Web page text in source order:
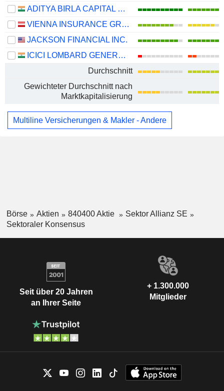
ADITYA BIRLA CAPITAL LIMITED
VIENNA INSURANCE GROUP AG
JACKSON FINANCIAL INC.
ICICI LOMBARD GENERAL INSURANCE COMPANY LIMITED
Durchschnitt
Gewichteter Durchschnitt nach
Marktkapitalisierung
Multiline Versicherungen & Makler - Andere
Börse Aktien 840400 Aktie
Sektor Allianz SE
Sektoraler Konsensus
Seit über 20 Jahren
an Ihrer Seite
+ 1.300.000
Mitglieder